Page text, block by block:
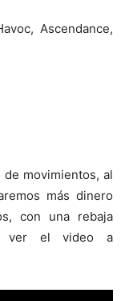
Ascendance,
movimientos, al
más dinero
con una rebaja
ver el video a